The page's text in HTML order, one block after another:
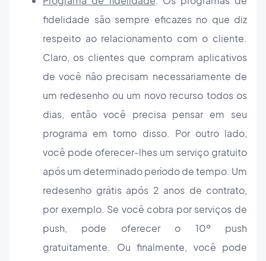
fidelidade são sempre eficazes no que diz
respeito ao relacionamento com o cliente.
Claro, os clientes que compram aplicativos
de você não precisam necessariamente de
um redesenho ou um novo recurso todos os
dias, então você precisa pensar em seu
programa em torno disso. Por outro lado,
você pode oferecer-lhes um serviço gratuito
após um determinado período de tempo. Um
redesenho grátis após 2 anos de contrato,
por exemplo. Se você cobra por serviços de
push, pode oferecer o 10º push
gratuitamente. Ou finalmente, você pode